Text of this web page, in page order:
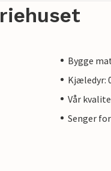
Bygge
Kjæledyr:
Vår
Senger